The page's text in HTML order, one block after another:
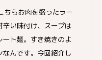
ちらお肉を盛ったラー
い味付け、スープは
ト麺。すき焼きのよ
んです。今回紹介し